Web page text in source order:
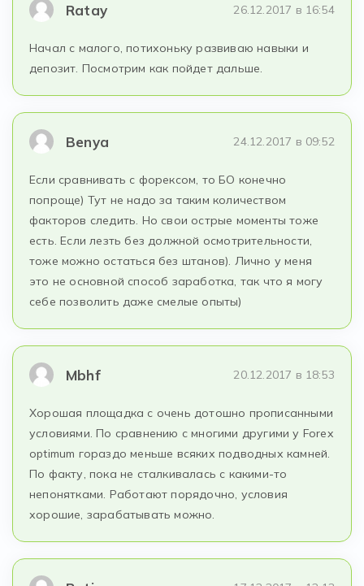
Ratay 26.12.2017 в 16:54
Начал с малого, потихоньку развиваю навыки и
депозит. Посмотрим как пойдет дальше.
Benya 24.12.2017 в 09:52
Если сравнивать с форексом, то БО конечно
попроще) Тут не надо за таким количеством
факторов следить. Но свои острые моменты тоже
есть. Если лезть без должной осмотрительности,
тоже можно остаться без штанов). Лично у меня
это не основной способ заработка, так что я могу
себе позволить даже смелые опыты)
Mbhf 20.12.2017 в 18:53
Хорошая площадка с очень дотошно прописанными
условиями. По сравнению с многими другими у Forex
optimum гораздо меньше всяких подводных камней.
По факту, пока не сталкивалась с какими-то
непонятками. Работают порядочно, условия
хорошие, зарабатывать можно.